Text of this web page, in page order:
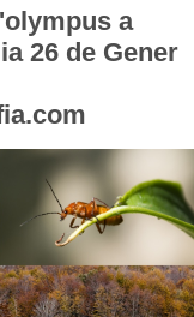
a
26 de Gener